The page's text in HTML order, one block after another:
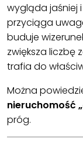
wygląda jaśniej
przyciąga
buduje
zwiększa liczbę
trafia do
Można
nieruchomość
próg.